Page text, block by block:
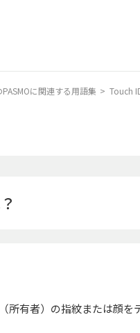
に関連する用語集 > Touch
所有者）の指紋または顔